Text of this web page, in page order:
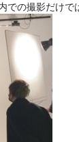
での撮影だけで